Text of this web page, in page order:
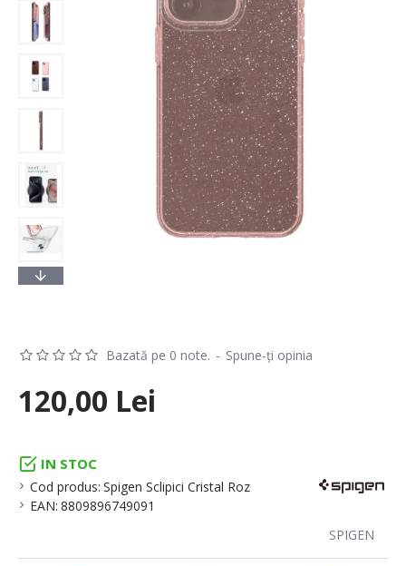
IN STOC
Cod produs: Spigen Sclipici Cristal Roz
EAN: 8809896749091
SPIGEN
Bazată pe 0 note. - Spune-ţi opinia
120,00 Lei